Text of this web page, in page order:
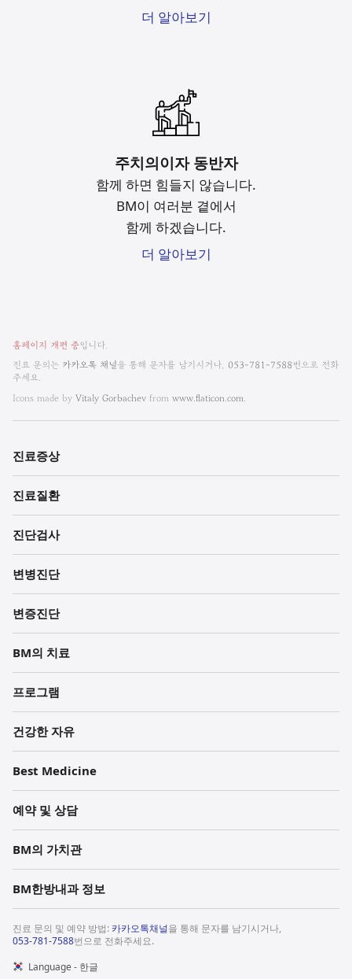
더 알아보기
주치의이자 동반자
함께 하면 힘들지 않습니다.
BM이 여러분 곁에서
함께 하겠습니다.
더 알아보기
비
엠
한
방
내
과
한
의
원
각
주
홈페이지 개편 중입니다.
진료 문의는 카카오톡 채널을 통해 문자를 남기시거나, 053-781-7588번으로 전화
주세요.
Icons made by Vitaly Gorbachev from www.flaticon.com.
진료증상
진료질환
진단검사
변병진단
변증진단
BM의 치료
프로그램
건강한 자유
Best Medicine
예약 및 상담
BM의 가치관
BM한방내과 정보
진료 문의 및 예약 방법: 카카오톡채널을 통해 문자를 남기시거나,
053-781-7588번으로 전화주세요.
Language - 한글